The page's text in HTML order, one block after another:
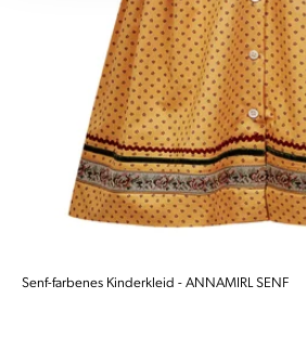
Senf-farbenes Kinderkleid - ANNAMIRL SENF